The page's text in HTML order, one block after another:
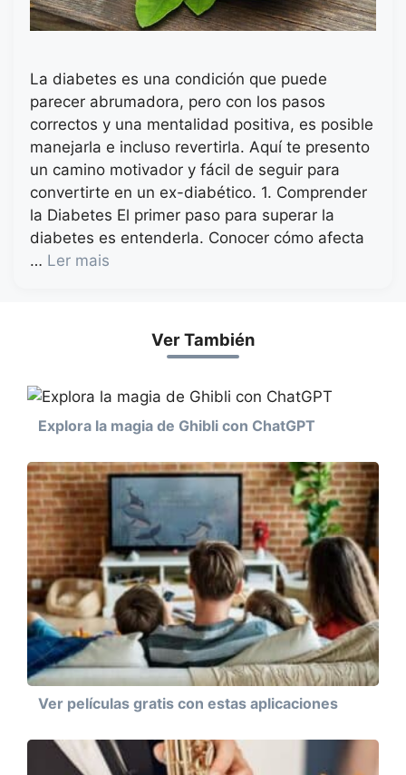
La diabetes es una condición que puede
parecer abrumadora, pero con los pasos
correctos y una mentalidad positiva, es posible
manejarla e incluso revertirla. Aquí te presento
un camino motivador y fácil de seguir para
convertirte en un ex-diabético. 1. Comprender
la Diabetes El primer paso para superar la
diabetes es entenderla. Conocer cómo afecta
… Ler mais
Ver También
Explora la magia de Ghibli con ChatGPT
Ver películas gratis con estas aplicaciones